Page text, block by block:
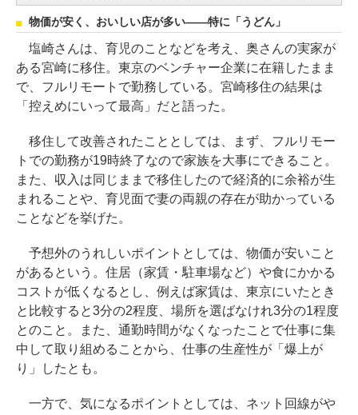
物価が安く、おいしい店が多い――特に「うどん」
塩崎さんは、育児のことなどを考え、奥さんの実家が
ある宮崎に移住。東京のベンチャー企業に在籍したまま
で、フルリモートで勤務している。宮崎移住の結果は
「控えめにいって最高」だと語った。
移住して改善されたこととしては、まず、フルリモー
トでの勤務が19時終了なので家族を大事にできること。
また、収入は同じままで移住したので経済的に余裕が生
まれることや、育児面で妻の両親の存在が助かっている
ことなどを挙げた。
予想外のうれしいポイントとしては、物価が安いこと
があるという。住居（家賃・駐車場など）や食にかかる
コストが低くなるとし、例えば家賃は、東京にいたとき
と比較すると3分の2程度、場所を選ばなけれ3分の1程度
とのこと。また、通勤時間がなくなったことで仕事に集
中して取り組めることから、仕事の生産性が「爆上が
り」したとも。
一方で、気になるポイントとしては、ネット回線がや